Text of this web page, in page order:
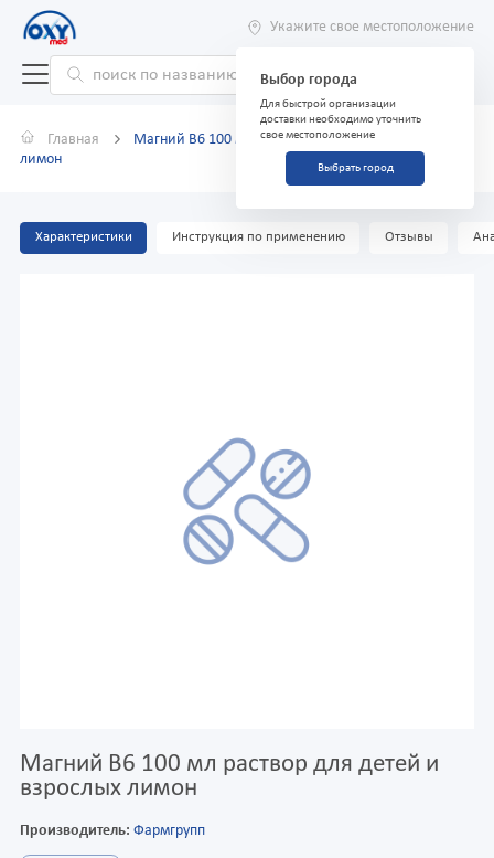
Укажите свое местоположение
Выбор города
Для быстрой организации
доставки необходимо уточнить
свое местоположение
Выбрать город
Главная
Магний B6 100 мл раствор для детей и взрослых
лимон
Характеристики Инструкция по применению Отзывы
Магний B6 100 мл раствор для детей и
взрослых лимон
Производитель: Фармгрупп